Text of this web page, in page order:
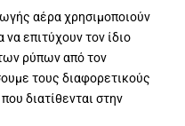
αέρα χρησιμοποιούν
επιτύχουν τον ίδιο
ρύπων από τον
τους διαφορετικούς
διατίθενται στην